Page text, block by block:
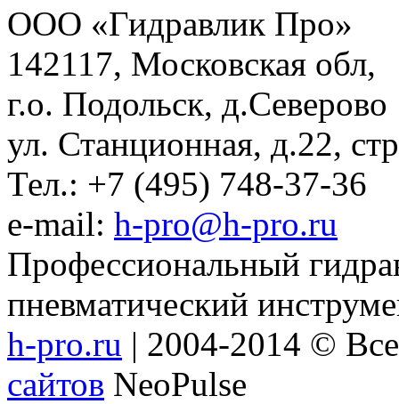
ООО «Гидравлик Про»
142117, Московская обл,
г.о. Подольск, д.Северово
ул. Станционная, д.22,
Тел.: +7 (495) 748-37-36
e-mail: h-pro@h-pro.ru
Профессиональный
пневматический
h-pro.ru | 2004-2014 ©
сайтов NeoPulse